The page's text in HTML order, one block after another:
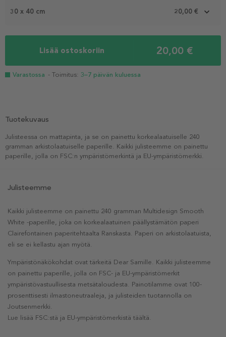
30 x 40 cm 20,00 €
Lisää ostoskoriin 20,00 €
Varastossa - Toimitus: 3–7 päivän kuluessa
Tuotekuvaus
Julisteessa on mattapinta, ja se on painettu korkealaatuiselle 240
gramman arkistolaatuiselle paperille. Kaikki julisteemme on painettu
paperille, jolla on FSC:n ympäristömerkintä ja EU-ympäristömerkki.
Julisteemme
Kaikki julisteemme on painettu 240 gramman Multidesign Smooth
White -paperille, joka on korkealaatuinen päällystämätön paperi
Clairefontainen paperitehtaalta Ranskasta. Paperi on arkistolaatuista,
eli se ei kellastu ajan myötä.
Ympäristönäkökohdat ovat tärkeitä Dear Samille. Kaikki julisteemme
on painettu paperille, jolla on FSC- ja EU-ympäristömerkit
ympäristövastuullisesta metsätaloudesta. Painotilamme ovat 100-
prosenttisesti ilmastoneutraaleja, ja julisteiden tuotannolla on
Joutsenmerkki.
Lue lisää FSC:stä ja EU-ympäristömerkistä täältä.